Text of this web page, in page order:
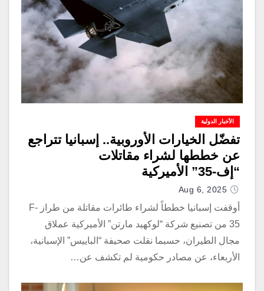
الأخبار الدولية
تفضّل الخيارات الأوروبية.. إسبانيا تتراجع
عن خططها لشراء مقاتلات
“إف-35” الأميركية
Aug 6, 2025
أوقفت إسبانيا خططاً لشراء طائرات مقاتلة من طراز F-
35 من تصنيع شركة “لوكهيد مارتن” الأميركية عملاق
مجال الطيران، حسبما نقلت صحيفة “الباييس” الإسبانية،
الأربعاء، عن مصادر حكومية لم تكشف عن…